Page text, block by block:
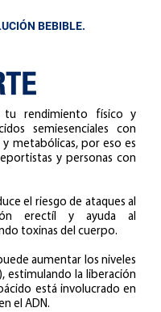
BEBIBLE.
tu rendimiento físico y
semiesenciales con
metabólicas, por eso es
y personas con
el riesgo de ataques al
erectíl y ayuda al
toxinas del cuerpo.
aumentar los niveles
estimulando la liberación
está involucrado en
el ADN.